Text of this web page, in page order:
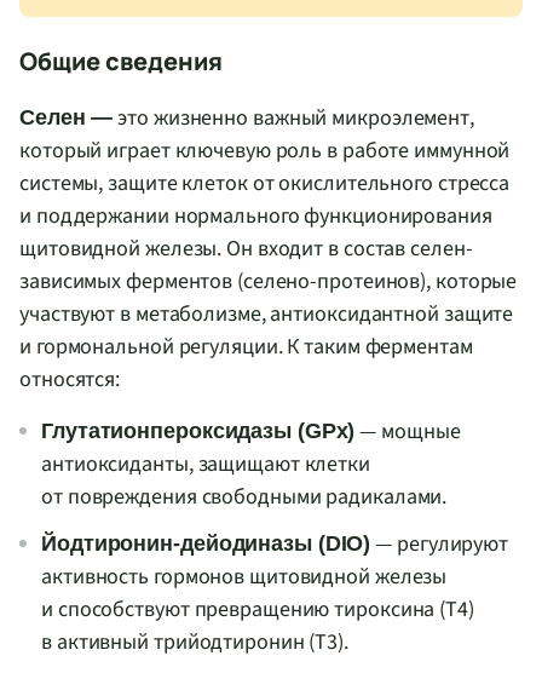
Общие сведения
Селен — это жизненно важный микроэлемент,
который играет ключевую роль в работе иммунной
системы, защите клеток от окислительного стресса
и поддержании нормального функционирования
щитовидной железы. Он входит в состав селен-
зависимых ферментов (селено-протеинов), которые
участвуют в метаболизме, антиоксидантной защите
и гормональной регуляции. К таким ферментам
относятся:
Глутатионпероксидазы (GPx) — мощные
антиоксиданты, защищают клетки
от повреждения свободными радикалами.
Йодтиронин-дейодиназы (DIO) — регулируют
активность гормонов щитовидной железы
и способствуют превращению тироксина (Т4)
в активный трийодтиронин (Т3).